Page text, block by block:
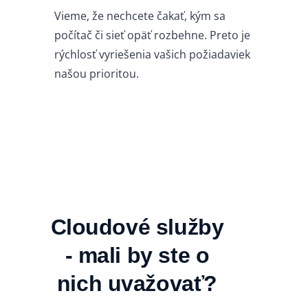
Vieme, že nechcete čakať, kým sa
počítač či sieť opäť rozbehne. Preto je
rýchlosť vyriešenia vašich požiadaviek
našou prioritou.
Cloudové služby
- mali by ste o
nich uvažovať?